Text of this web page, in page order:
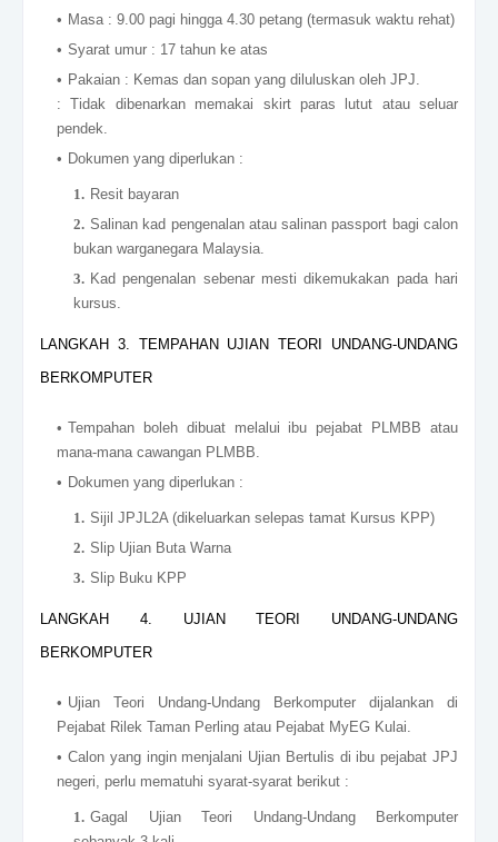
Masa : 9.00 pagi hingga 4.30 petang (termasuk waktu rehat)
Syarat umur : 17 tahun ke atas
Pakaian : Kemas dan sopan yang diluluskan oleh JPJ.
: Tidak dibenarkan memakai skirt paras lutut atau seluar
pendek.
Dokumen yang diperlukan :
Resit bayaran
Salinan kad pengenalan atau salinan passport bagi calon
bukan warganegara Malaysia.
Kad pengenalan sebenar mesti dikemukakan pada hari
kursus.
LANGKAH 3. TEMPAHAN UJIAN TEORI UNDANG-UNDANG
BERKOMPUTER
Tempahan boleh dibuat melalui ibu pejabat PLMBB atau
mana-mana cawangan PLMBB.
Dokumen yang diperlukan :
Sijil JPJL2A (dikeluarkan selepas tamat Kursus KPP)
Slip Ujian Buta Warna
Slip Buku KPP
LANGKAH 4. UJIAN TEORI UNDANG-UNDANG
BERKOMPUTER
Ujian Teori Undang-Undang Berkomputer dijalankan di
Pejabat Rilek Taman Perling atau Pejabat MyEG Kulai.
Calon yang ingin menjalani Ujian Bertulis di ibu pejabat JPJ
negeri, perlu mematuhi syarat-syarat berikut :
Gagal Ujian Teori Undang-Undang Berkomputer